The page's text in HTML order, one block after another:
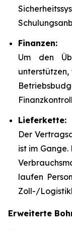
Finanzen:
Um den
Lieferkette:
Der
ist im
laufen
Zoll-/
Erweiterte